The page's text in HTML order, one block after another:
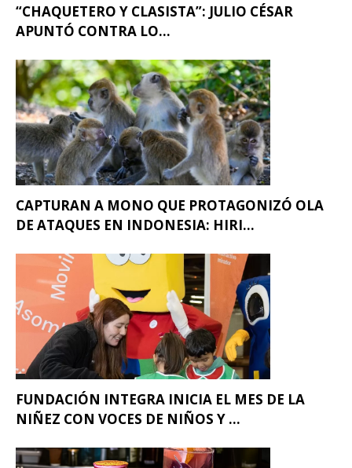
“CHAQUETERO Y CLASISTA”: JULIO CÉSAR
APUNTÓ CONTRA LO...
CAPTURAN A MONO QUE PROTAGONIZÓ OLA
DE ATAQUES EN INDONESIA: HIRI...
FUNDACIÓN INTEGRA INICIA EL MES DE LA
NIÑEZ CON VOCES DE NIÑOS Y ...